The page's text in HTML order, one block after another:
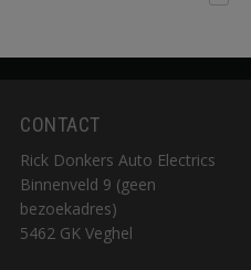
CONTACT
Rick Donkers Auto Electrics
Binnenveld 9 (geen
bezoekadres)
5462 GK Veghel